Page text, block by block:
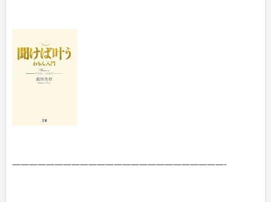
—————————————————————————-